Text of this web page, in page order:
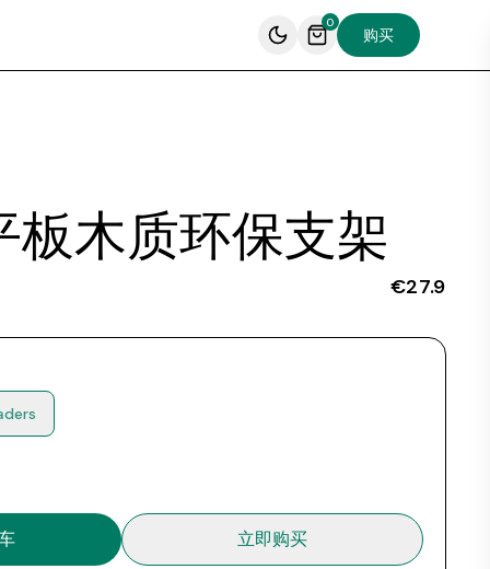
0
购买
板木质环保支架
€27.9
立即购买